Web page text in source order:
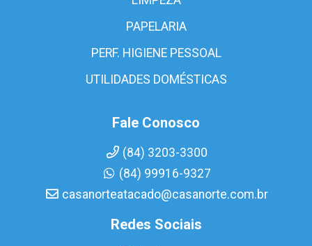
PAPELARIA
PERF. HIGIENE PESSOAL
UTILIDADES DOMÉSTICAS
Fale Conosco
(84) 3203-3300
(84) 99916-9327
casanorteatacado@casanorte.com.br
Redes Sociais